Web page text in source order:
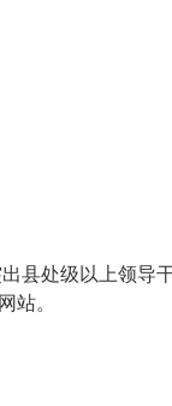
处级以上领导
站。